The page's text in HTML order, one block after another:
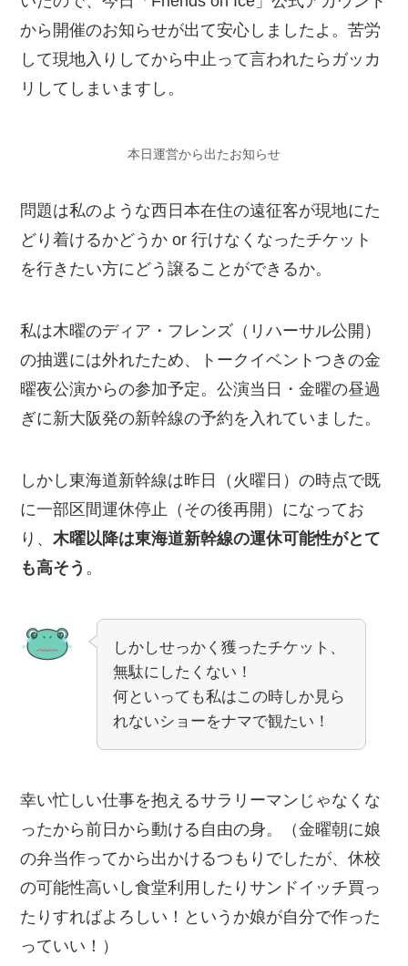
から開催のお知らせが出て安心しましたよ。苦労
して現地入りしてから中止って言われたらガッカ
リしてしまいますし。
本日運営から出たお知らせ
問題は私のような西日本在住の遠征客が現地にた
どり着けるかどうか or 行けなくなったチケット
を行きたい方にどう譲ることができるか。
私は木曜のディア・フレンズ（リハーサル公開）
の抽選には外れたため、トークイベントつきの金
曜夜公演からの参加予定。公演当日・金曜の昼過
ぎに新大阪発の新幹線の予約を入れていました。
しかし東海道新幹線は昨日（火曜日）の時点で既
に一部区間運休停止（その後再開）になってお
り、木曜以降は東海道新幹線の運休可能性がとて
も高そう 。
しかしせっかく獲ったチケット、
無駄にしたくない！
何といっても私はこの時しか見ら
れないショーをナマで観たい！
幸い忙しい仕事を抱えるサラリーマンじゃなくな
ったから前日から動ける自由の身。（金曜朝に娘
の弁当作ってから出かけるつもりでしたが、休校
の可能性高いし食堂利用したりサンドイッチ買っ
たりすればよろしい！というか娘が自分で作った
っていい！）